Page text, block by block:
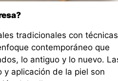
tradicionales con técnicas
contemporáneo que
lo antiguo y lo nuevo.
y aplicación de la piel son